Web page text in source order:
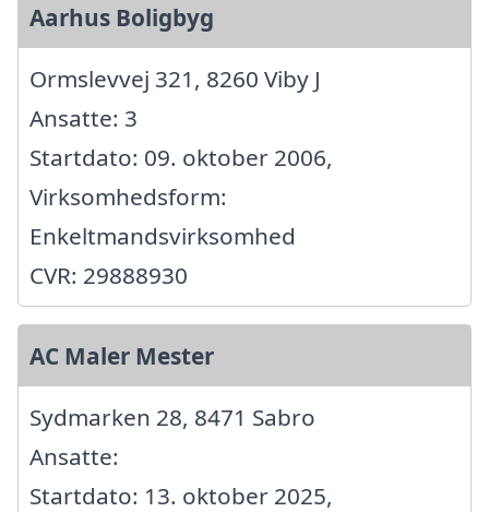
Aarhus Boligbyg
Ormslevvej 321, 8260 Viby J
Ansatte: 3
Startdato: 09. oktober 2006,
Virksomhedsform:
Enkeltmandsvirksomhed
CVR: 29888930
AC Maler Mester
Sydmarken 28, 8471 Sabro
Ansatte:
Startdato: 13. oktober 2025,